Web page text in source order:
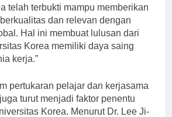
telah terbukti mampu memberikan
dan relevan dengan
Hal ini membuat lulusan dari
Korea memiliki daya saing
kerja.”
pertukaran pelajar dan kerjasama
turut menjadi faktor penentu
Korea. Menurut Dr. Lee Ji-